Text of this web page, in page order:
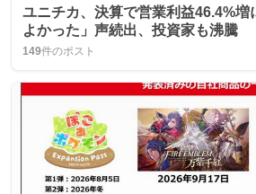
ユニチカ、決算で営業利益46.4%
よかった」声続出、投資家も沸騰
149件のポスト